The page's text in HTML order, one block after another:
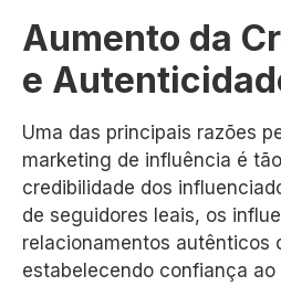
Aumento da
e
Uma das principais razões
marketing de influência é
credibilidade dos
de seguidores leais, os
relacionamentos autênticos
estabelecendo confiança